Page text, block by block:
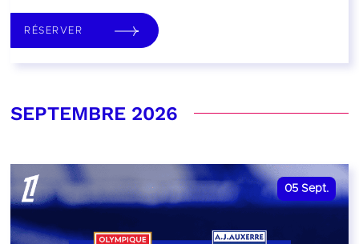
RÉSERVER
SEPTEMBRE 2026
05 Sept.